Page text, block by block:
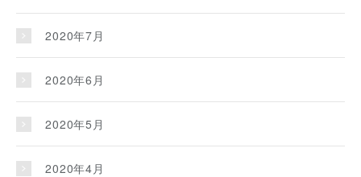
2020年7月
2020年6月
2020年5月
2020年4月